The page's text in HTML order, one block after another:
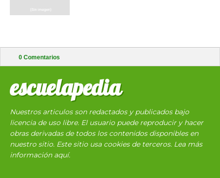
0 Comentarios
escuelapedia
Nuestros articulos son redactados y publicados bajo
licencia de uso libre. El usuario puede reproducir y hacer
obras derivadas de todos los contenidos disponibles en
nuestro sitio. Este sitio usa cookies de terceros. Lea más
información aquí.